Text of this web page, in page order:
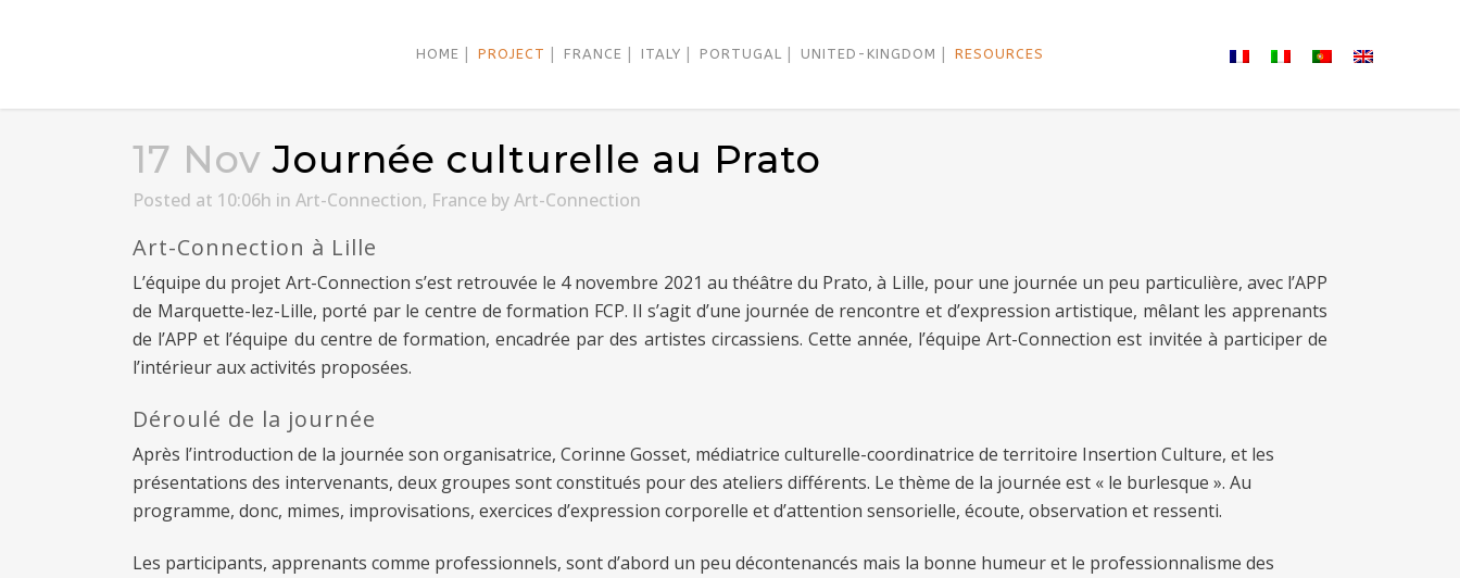
HOME PROJECT FRANCE ITALY PORTUGAL UNITED-KINGDOM RESOURCES
17 Nov Journée culturelle au Prato
Posted at 10:06h in Art-Connection, France byArt-Connection
Art-Connection à Lille
L’équipe du projet Art-Connection s’est retrouvée le 4 novembre 2021 au théâtre du Prato, à Lille, pour une journée un peu particulière, avec l’APP
de Marquette-lez-Lille, porté par le centre de formation FCP. Il s’agit d’une journée de rencontre et d’expression artistique, mêlant les apprenants
de l’APP et l’équipe du centre de formation, encadrée par des artistes circassiens. Cette année, l’équipe Art-Connection est invitée à participer de
l’intérieur aux activités proposées.
Déroulé de la journée
Après l’introduction de la journée son organisatrice, Corinne Gosset, médiatrice culturelle-coordinatrice de territoire Insertion Culture, et les
présentations des intervenants, deux groupes sont constitués pour des ateliers différents. Le thème de la journée est « le burlesque ». Au
programme, donc, mimes, improvisations, exercices d’expression corporelle et d’attention sensorielle, écoute, observation et ressenti.
Les participants, apprenants comme professionnels, sont d’abord un peu décontenancés mais la bonne humeur et le professionnalisme des